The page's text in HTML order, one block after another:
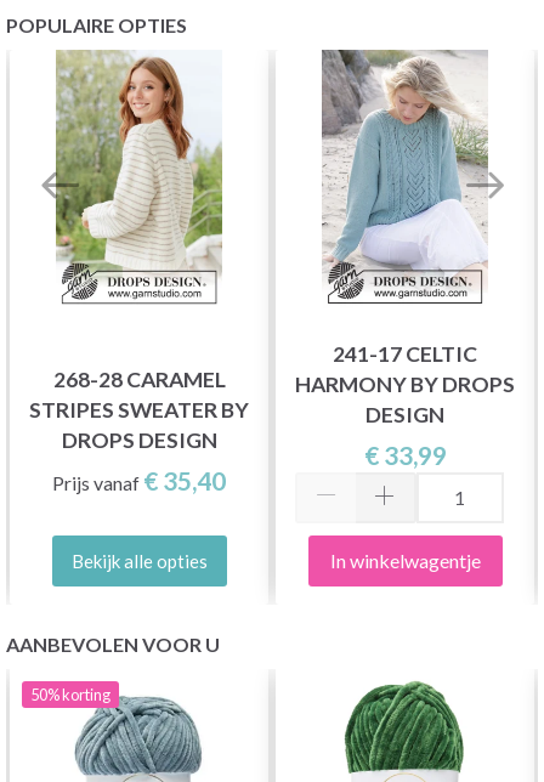
POPULAIRE OPTIES
268-28 CARAMEL
STRIPES SWEATER BY
DROPS DESIGN
Prijs vanaf € 35,40
Bekijk alle opties
241-17 CELTIC
HARMONY BY DROPS
DESIGN
€ 33,99
In winkelwagentje
AANBEVOLEN VOOR U
50%korting